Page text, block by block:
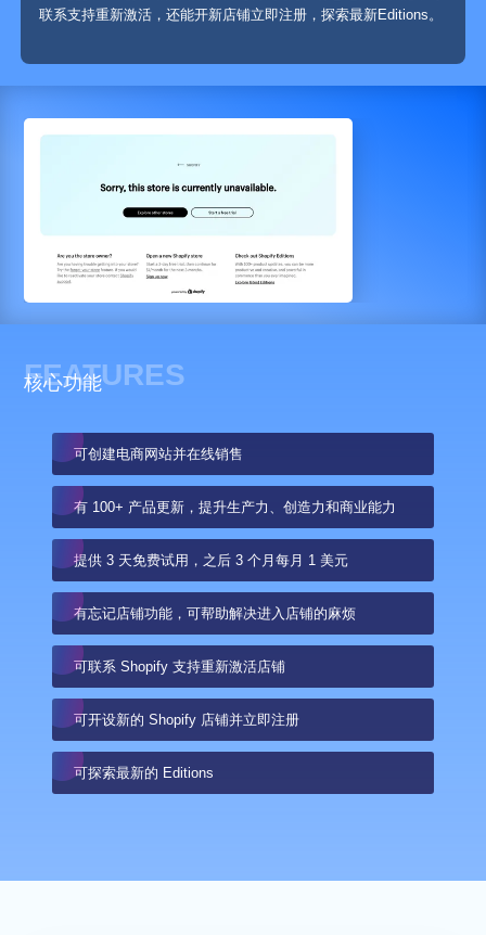
联系支持重新激活，还能开新店铺立即注册，探索最新Editions。
FEATURES
核心功能
可创建电商网站并在线销售
有 100+ 产品更新，提升生产力、创造力和商业能力
提供 3 天免费试用，之后 3 个月每月 1 美元
有忘记店铺功能，可帮助解决进入店铺的麻烦
可联系 Shopify 支持重新激活店铺
可开设新的 Shopify 店铺并立即注册
可探索最新的 Editions